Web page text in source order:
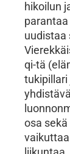
hikoilun
uudistaa
qi-tä
tukipillari
osa